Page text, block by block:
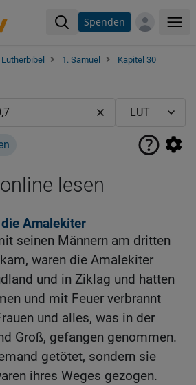
Spenden
Lutherbibel 1. Samuel
Kapitel 30
lesen
Amalekiter
seinen Männern am dritten
waren die Amalekiter
und in Ziklag und hatten
und mit Feuer verbrannt
und alles, was in der
Groß, gefangen genommen.
getötet, sondern sie
ihres Weges gezogen.